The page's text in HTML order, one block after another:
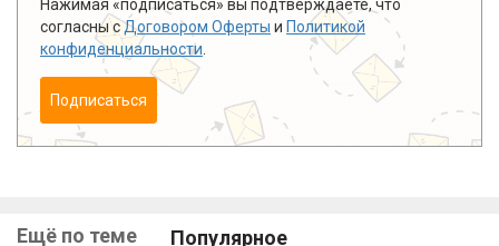
Нажимая «подписаться» вы подтверждаете, что
согласны сДоговором Оферты и Политикой
конфиденциальности
Подписаться
Ещё по теме Популярное